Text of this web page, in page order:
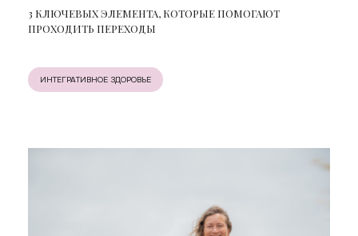
3 КЛЮЧЕВЫХ ЭЛЕМЕНТА, КОТОРЫЕ ПОМОГАЮТ
ПРОХОДИТЬ ПЕРЕХОДЫ
ИНТЕГРАТИВНОЕ ЗДОРОВЬЕ